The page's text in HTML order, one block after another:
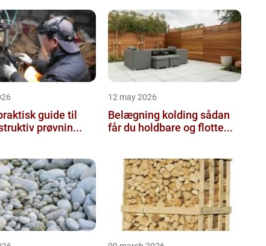
prøvnin...
12 may 2026
Belægning kolding sådan
får du holdbare og flotte...